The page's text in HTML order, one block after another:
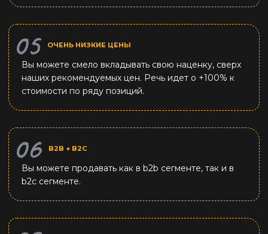
ОЧЕНЬ НИЗКИЕ ЦЕНЫ
Вы можете смело вкладывать свою наценку, сверх
наших рекомендуемых цен. Речь идет о +100% к
стоимости по ряду позиций.
B2B + B2C
Вы можете продавать как в b2b сегменте, так и в
b2c сегменте.